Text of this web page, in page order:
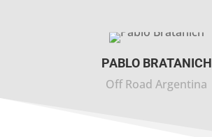
PABLO BRATANICH
Off Road Argentina